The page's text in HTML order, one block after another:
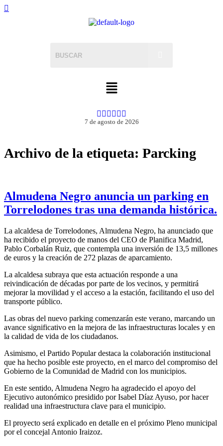
7 de agosto de 2026
Archivo de la etiqueta: Parcking
Almudena Negro anuncia un parking en
Torrelodones tras una demanda histórica.
La alcaldesa de Torrelodones, Almudena Negro, ha anunciado que
ha recibido el proyecto de manos del CEO de Planifica Madrid,
Pablo Corbalán Ruiz, que contempla una inversión de 13,5 millones
de euros y la creación de 272 plazas de aparcamiento.
La alcaldesa subraya que esta actuación responde a una
reivindicación de décadas por parte de los vecinos, y permitirá
mejorar la movilidad y el acceso a la estación, facilitando el uso del
transporte público.
Las obras del nuevo parking comenzarán este verano, marcando un
avance significativo en la mejora de las infraestructuras locales y en
la calidad de vida de los ciudadanos.
Asimismo, el Partido Popular destaca la colaboración institucional
que ha hecho posible este proyecto, en el marco del compromiso del
Gobierno de la Comunidad de Madrid con los municipios.
En este sentido, Almudena Negro ha agradecido el apoyo del
Ejecutivo autonómico presidido por Isabel Díaz Ayuso, por hacer
realidad una infraestructura clave para el municipio.
El proyecto será explicado en detalle en el próximo Pleno municipal
por el concejal Antonio Iraizoz.